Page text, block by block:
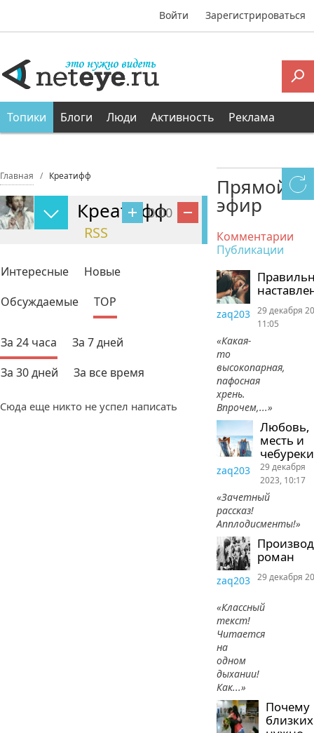
Войти Зарегистрироваться
Топики Блоги Люди Активность Реклама
Главная Креатифф
0.00
Креатифф
RSS
Интересные
Новые
Обсуждаемые
TOP
За 24 часа
За 7 дней
За 30 дней
За все время
Сюда еще никто не успел написать
Прямой
эфир
Комментарии
Публикации
zaq203
«Какая-
то
высокопарная,
пафосная
хрень.
Впрочем,...»
29 декабря
11:05
Любовь,
месть и
чебуреки
zaq203
«Зачетный
рассказ!
Апплодисменты!»
29 декабря
2023, 10:17
роман
zaq203
«Классный
текст!
Читается
на
одном
дыхании!
Как...»
29 декабря
Почему
близких